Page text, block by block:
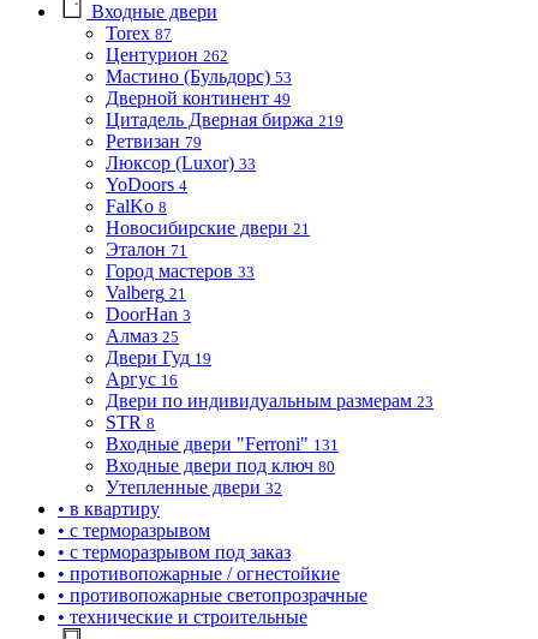
Входные двери
Torex 87
Центурион 262
Мастино (Бульдорс) 53
Дверной континент 49
Цитадель Дверная биржа 219
Ретвизан 79
Люксор (Luxor) 33
YoDoors 4
FalKo 8
Новосибирские двери 21
Эталон 71
Город мастеров 33
Valberg 21
DoorHan 3
Алмаз 25
Двери Гуд 19
Аргус 16
Двери по индивидуальным размерам 23
STR 8
Входные двери "Ferroni" 131
Входные двери под ключ 80
Утепленные двери 32
• в квартиру
• с терморазрывом
• с терморазрывом под заказ
• противопожарные / огнестойкие
• противопожарные светопрозрачные
• технические и строительные